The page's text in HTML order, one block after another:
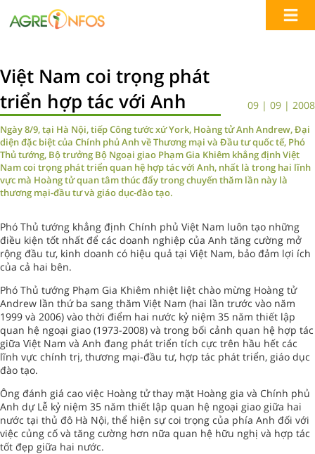
Việt Nam coi trọng phát
triển hợp tác với Anh
09 | 09 | 2008
Ngày 8/9, tại Hà Nội, tiếp Công tước xứ York, Hoàng tử Anh Andrew, Đại
diện đặc biệt của Chính phủ Anh về Thương mại và Đầu tư quốc tế, Phó
Thủ tướng, Bộ trưởng Bộ Ngoại giao Phạm Gia Khiêm khẳng định Việt
Nam coi trọng phát triển quan hệ hợp tác với Anh, nhất là trong hai lĩnh
vực mà Hoàng tử quan tâm thúc đẩy trong chuyến thăm lần này là
thương mại-đầu tư và giáo dục-đào tạo.
Phó Thủ tướng khẳng định Chính phủ Việt Nam luôn tạo những
điều kiện tốt nhất để các doanh nghiệp của Anh tăng cường mở
rộng đầu tư, kinh doanh có hiệu quả tại Việt Nam, bảo đảm lợi ích
của cả hai bên.
Phó Thủ tướng Phạm Gia Khiêm nhiệt liệt chào mừng Hoàng tử
Andrew lần thứ ba sang thăm Việt Nam (hai lần trước vào năm
1999 và 2006) vào thời điểm hai nước kỷ niệm 35 năm thiết lập
quan hệ ngoại giao (1973-2008) và trong bối cảnh quan hệ hợp tác
giữa Việt Nam và Anh đang phát triển tích cực trên hầu hết các
lĩnh vực chính trị, thương mại-đầu tư, hợp tác phát triển, giáo dục
đào tạo.
Ông đánh giá cao việc Hoàng tử thay mặt Hoàng gia và Chính phủ
Anh dự Lễ kỷ niệm 35 năm thiết lập quan hệ ngoại giao giữa hai
nước tại thủ đô Hà Nội, thể hiện sự coi trọng của phía Anh đối với
việc củng cố và tăng cường hơn nữa quan hệ hữu nghị và hợp tác
tốt đẹp giữa hai nước.